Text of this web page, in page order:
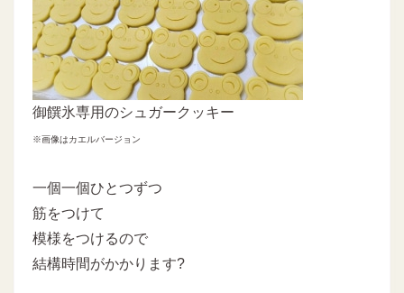
御饌氷専用のシュガークッキー
※画像はカエルバージョン
一個一個ひとつずつ
筋をつけて
模様をつけるので
結構時間がかかります?